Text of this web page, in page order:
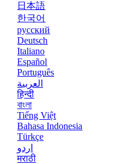
日本語
한국어
русский
Deutsch
Italiano
Español
Português
العربية
हिन्दी
বাংলা
Tiếng Việt
Bahasa Indonesia
Türkçe
اردو
मराठी